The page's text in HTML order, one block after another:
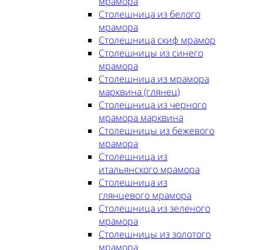
Столешница из белого
мрамора
Столешница скиф мрамор
Столешницы из синего
мрамора
Столешница из мрамора
марквина (глянец)
Столешница из черного
мрамора марквина
Столешницы из бежевого
мрамора
Столешница из
итальянского мрамора
Столешница из
глянцевого мрамора
Столешница из зеленого
мрамора
Столешницы из золотого
мрамора